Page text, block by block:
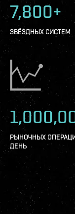
7,800+
ЗВЁЗДНЫХ СИСТЕМ
РЫНОЧНЫХ
ДЕНЬ